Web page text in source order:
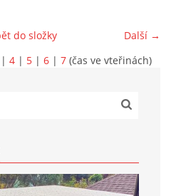
Další →
do složky
| 4 | 5 | 6 | 7 (čas ve vteřinách)